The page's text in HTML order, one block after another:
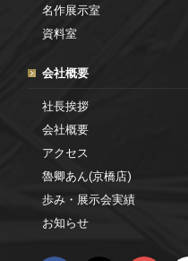
名作展示室
資料室
会社概要
社長挨拶
会社概要
アクセス
魯卿あん(京橋店)
歩み・展示会実績
お知らせ